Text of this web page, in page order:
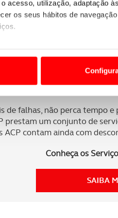
acesso, utilização, adaptação
os seus hábitos de
a sua experiência digital,
bem como para analisar
relativa à sua
terceiros.
internacionais de
coloca os pés. Evite
brusca.
Uma correta
de engrenar a mudança,
do seu carro?
de falhas, não perca tempo
prestam um conjunto de
ACP contam ainda com
Conheça os
SAIBA